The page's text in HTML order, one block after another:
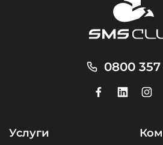
0800 357
Услуги